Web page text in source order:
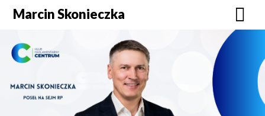
SkipMarcin Skonieczka